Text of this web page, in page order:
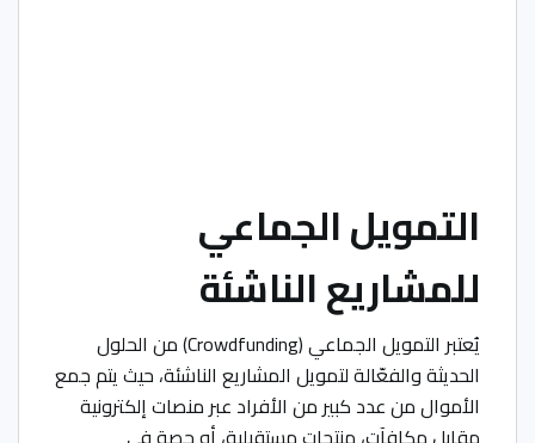
التمويل الجماعي
للمشاريع الناشئة
يُعتبر التمويل الجماعي (Crowdfunding) من الحلول
الحديثة والفعّالة لتمويل المشاريع الناشئة، حيث يتم جمع
الأموال من عدد كبير من الأفراد عبر منصات إلكترونية